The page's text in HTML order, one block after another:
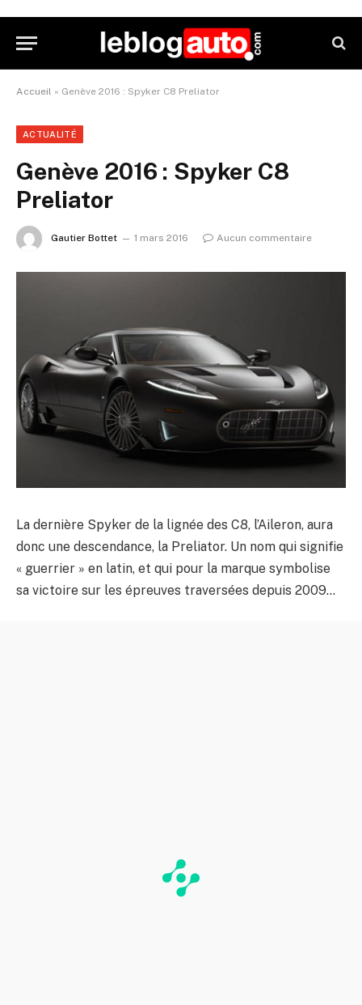
Accueil » Genève 2016 : Spyker C8 Preliator
ACTUALITÉ
Genève 2016 : Spyker C8
Preliator
Gautier Bottet 1 mars 2016 Aucun commentaire
La dernière Spyker de la lignée des C8, l’Aileron, aura
donc une descendance, la Preliator. Un nom qui signifie
« guerrier » en latin, et qui pour la marque symbolise
sa victoire sur les épreuves traversées depuis 2009…